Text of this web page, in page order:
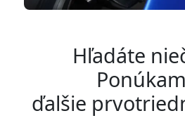
Hľadáte
ďalšie